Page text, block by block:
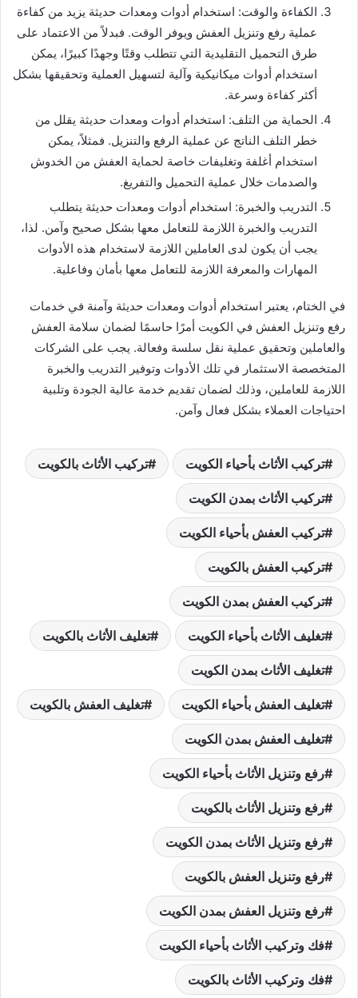
الكفاءة والوقت: استخدام أدوات ومعدات حديثة يزيد من كفاءة
عملية رفع وتنزيل العفش ويوفر الوقت. فبدلاً من الاعتماد على
طرق التحميل التقليدية التي تتطلب وقتًا وجهدًا كبيرًا، يمكن
استخدام أدوات ميكانيكية وآلية لتسهيل العملية وتحقيقها بشكل
أكثر كفاءة وسرعة.
الحماية من التلف: استخدام أدوات ومعدات حديثة يقلل من
خطر التلف الناتج عن عملية الرفع والتنزيل. فمثلاً، يمكن
استخدام أغلفة وتغليفات خاصة لحماية العفش من الخدوش
والصدمات خلال عملية التحميل والتفريغ.
التدريب والخبرة: استخدام أدوات ومعدات حديثة يتطلب
التدريب والخبرة اللازمة للتعامل معها بشكل صحيح وآمن. لذا،
يجب أن يكون لدى العاملين اللازمة لاستخدام هذه الأدوات
المهارات والمعرفة اللازمة للتعامل معها بأمان وفاعلية.
في الختام، يعتبر استخدام أدوات ومعدات حديثة وآمنة في خدمات
رفع وتنزيل العفش في الكويت أمرًا حاسمًا لضمان سلامة العفش
والعاملين وتحقيق عملية نقل سلسة وفعالة. يجب على الشركات
المتخصصة الاستثمار في تلك الأدوات وتوفير التدريب والخبرة
اللازمة للعاملين، وذلك لضمان تقديم خدمة عالية الجودة وتلبية
احتياجات العملاء بشكل فعال وآمن.
تركيب الأثاث بأحياء الكويت تركيب الأثاث بالكويت
تركيب الأثاث بمدن الكويت
تركيب العفش بأحياء الكويت
تركيب العفش بالكويت
تركيب العفش بمدن الكويت
تغليف الأثاث بأحياء الكويت تغليف الأثاث بالكويت
تغليف الأثاث بمدن الكويت
تغليف العفش بأحياء الكويت تغليف العفش بالكويت
تغليف العفش بمدن الكويت
رفع وتنزيل الأثاث بأحياء الكويت
رفع وتنزيل الأثاث بالكويت
رفع وتنزيل الأثاث بمدن الكويت
رفع وتنزيل العفش بالكويت
رفع وتنزيل العفش بمدن الكويت
فك وتركيب الأثاث بأحياء الكويت
فك وتركيب الأثاث بالكويت